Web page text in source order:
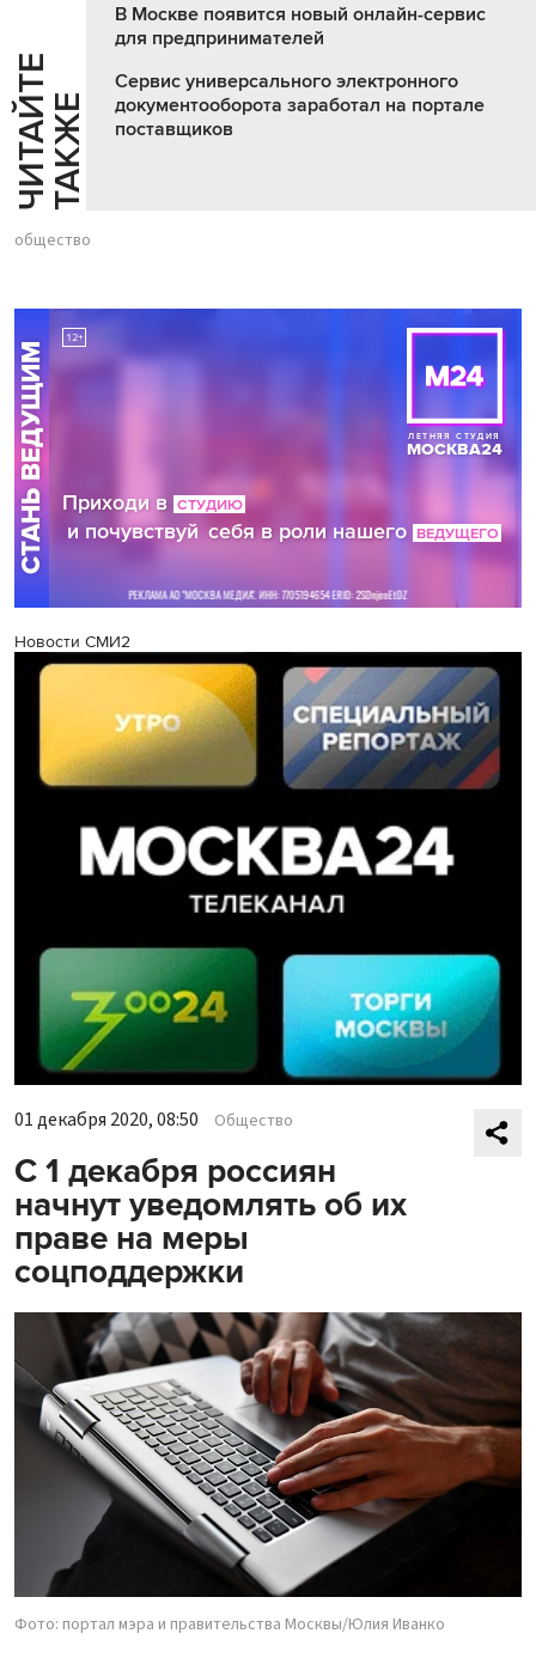
Ч
И
Т
АЙ
Т
Е
Т
А
К
ЖЕ
В Москве появится новый онлайн-сервис
для предпринимателей
Сервис универсального электронного
документооборота заработал на портале
поставщиков
общество
Новости СМИ2
01 декабря 2020, 08:50 Общество
С 1 декабря россиян
начнут уведомлять об их
праве на меры
соцподдержки
Фото: портал мэра и правительства Москвы/Юлия Иванко